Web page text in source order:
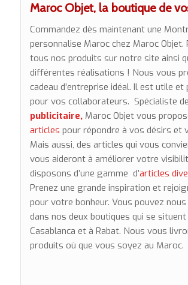
Maroc Objet, la boutique de
Commandez dès maintenant une
personnalise Maroc chez Maroc Objet.
tous nos produits sur notre site ainsi
différentes réalisations ! Nous vous
cadeau d’entreprise idéal. Il est utile et
pour vos collaborateurs. Spécialiste de
publicitaire,Maroc Objet vous
articles pour répondre à vos désirs et
Mais aussi, des articles qui vous
vous aideront à améliorer votre
disposons d’une gamme d’articles
Prenez une grande inspiration et
pour votre bonheur. Vous pouvez
dans nos deux boutiques qui se situent
Casablanca et à Rabat. Nous vous
produits où que vous soyez au Maroc.